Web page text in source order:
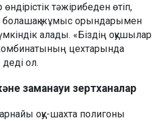
өндірістік тәжірибеден өтіп,
болашақ жұмыс орындарымен
алады. «Біздің оқушылар
цехтарында
ол.
заманауи зертханалар
оқу-шахта полигоны